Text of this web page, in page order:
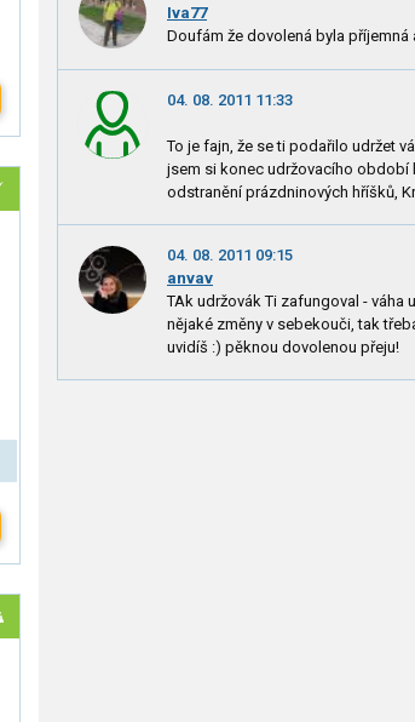
Iva77
Doufám že dovolená byla příjemná
04. 08. 2011 11:33
To je fajn, že se ti podařilo udržet
jsem si konec udržovacího období
odstranění prázdninových hříšků,
04. 08. 2011 09:15
anvav
TAk udržovák Ti zafungoval - váha
nějaké změny v sebekouči, tak
uvidíš :) pěknou dovolenou přeju!